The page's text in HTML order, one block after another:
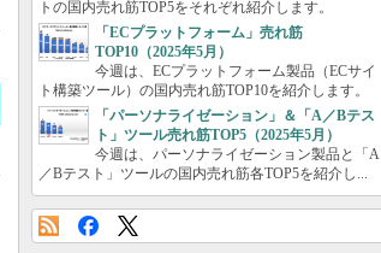
トの国内売れ筋TOP5をそれぞれ紹介します。
「ECプラットフォーム」売れ筋
TOP10（2025年5月）
今週は、ECプラットフォーム製品（ECサイ
ト構築ツール）の国内売れ筋TOP10を紹介します。
「パーソナライゼーション」＆「A／Bテス
ト」ツール売れ筋TOP5（2025年5月）
今週は、パーソナライゼーション製品と「A
／Bテスト」ツールの国内売れ筋各TOP5を紹介し...